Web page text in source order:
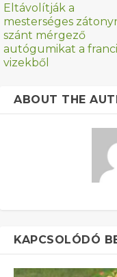
Eltávolítják a
mesterséges
szánt mérgező
autógumikat a
vizekből
ABOUT THE
KAPCSOLÓDÓ